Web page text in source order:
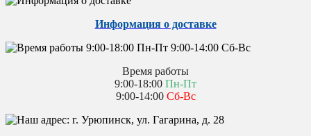
Информация о доставке
Время работы
9:00-18:00 Пн-Пт
9:00-14:00 Сб-Вс